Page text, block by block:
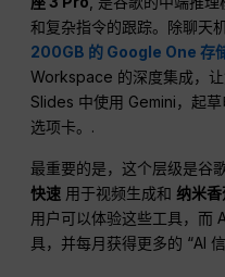
和复杂指令的跟踪。除聊天
200GB 的 Google One 存
Workspace 的深度集成，
Slides 中使用 Gemini，起
选项卡。.
最重要的是，这个层级是谷
快速 用于视频生成和 纳米
用户可以体验这些工具，而
具，并每月获得更多的 “AI